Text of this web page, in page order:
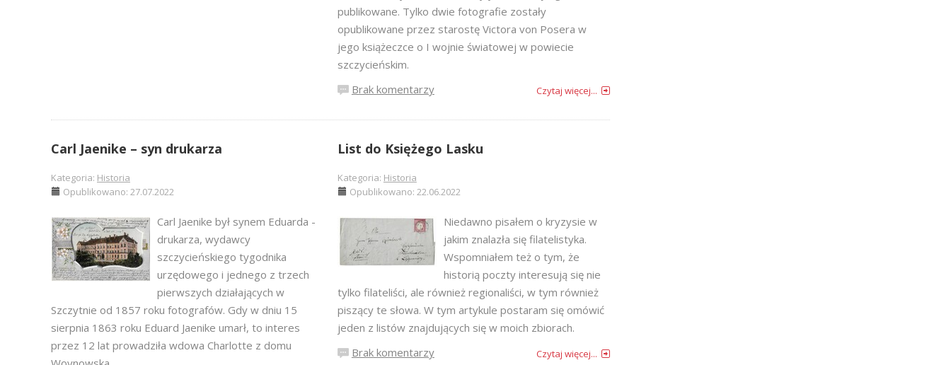
publikowane. Tylko dwie fotografie zostały
opublikowane przez starostę Victora von Posera w
jego książeczce o I wojnie światowej w powiecie
szczycieńskim.
Brak komentarzy
Czytaj więcej...
Carl Jaenike – syn drukarza
Kategoria: Historia
Opublikowano: 27.07.2022
Carl Jaenike był synem Eduarda -
drukarza, wydawcy
szczycieńskiego tygodnika
urzędowego i jednego z trzech
pierwszych działających w
Szczytnie od 1857 roku fotografów. Gdy w dniu 15
sierpnia 1863 roku Eduard Jaenike umarł, to interes
przez 12 lat prowadziła wdowa Charlotte z domu
List do Księżego Lasku
Kategoria: Historia
Opublikowano: 22.06.2022
Niedawno pisałem o kryzysie w
jakim znalazła się filatelistyka.
Wspomniałem też o tym, że
historią poczty interesują się nie
tylko filateliści, ale również regionaliści, w tym również
piszący te słowa. W tym artykule postaram się omówić
jeden z listów znajdujących się w moich zbiorach.
Brak komentarzy
Czytaj więcej...